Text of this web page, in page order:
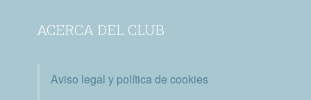
ACERCA DEL CLUB
Aviso legal y política de cookies